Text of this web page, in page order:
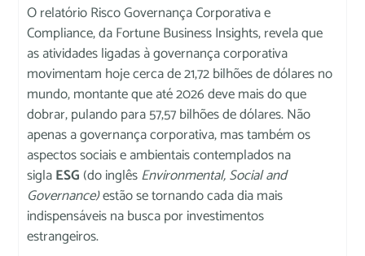
O relatório Risco Governança Corporativa e
Compliance, da Fortune Business Insights, revela que
as atividades ligadas à governança corporativa
movimentam hoje cerca de 21,72 bilhões de dólares no
mundo, montante que até 2026 deve mais do que
dobrar, pulando para 57,57 bilhões de dólares. Não
apenas a governança corporativa, mas também os
aspectos sociais e ambientais contemplados na
siglaESG(do inglêsEnvironmental, Social and
Governance)estão se tornando cada dia mais
indispensáveis na busca por investimentos
estrangeiros.